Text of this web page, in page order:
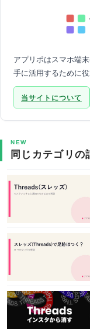
アプリポはスマホ端
手に活用するために
当サイトについて
NEW
同じカテゴリの